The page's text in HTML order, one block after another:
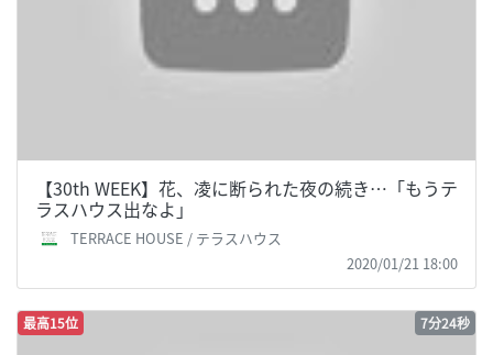
【30th WEEK】花、凌に断られた夜の続き…「もうテ
ラスハウス出なよ」
TERRACE HOUSE / テラスハウス
2020/01/21 18:00
最高15位 7分24秒